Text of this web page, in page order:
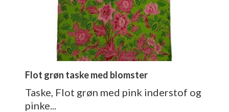
Flot grøn taske med blomster
Taske, Flot grøn med pink inderstof og
pinke...